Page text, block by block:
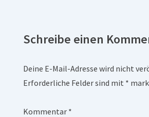
Schreibe einen
Deine E-Mail-Adresse wird nicht
Erforderliche Felder sind mit *
Kommentar *